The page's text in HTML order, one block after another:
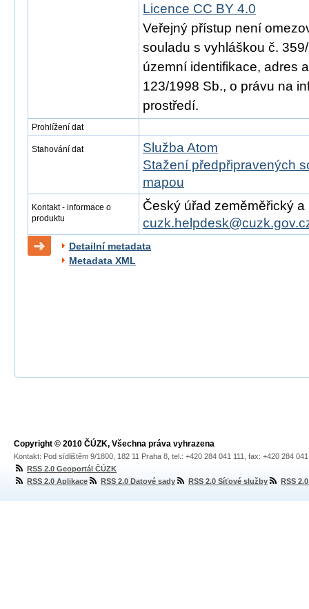
Licence CC BY 4.0
Veřejný přístup není
souladu s vyhláškou č.
územní identifikace, adres
123/1998 Sb., o právu na
prostředí.
Prohlížení dat
Stahování dat
Služba Atom
Stažení předpřipravených
mapou
Kontakt - informace o
produktu
Český úřad zeměměřický
Detailní metadata
Metadata XML
Copyright © 2010 ČÚZK, Všechna práva vyhrazena
Kontakt: Pod sídlištěm 9/1800, 182 11 Praha 8, tel.: +420 284 041 111, fax: +420 284
RSS 2.0 Geoportál ČÚZK
RSS 2.0 Aplikace
RSS 2.0 Datové sady RSS 2.0 Síťové služby RSS